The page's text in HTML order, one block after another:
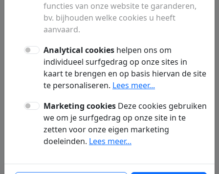
Samenleving
Alles wat je moet weten over samenleving
vind je hier overzichtelijk bij elkaar. Van
diepgaande artikelen en praktische tips tot
het laatste nieuws over samenleving. Deze
pagina over samenleving helpt je snel en
eenvoudig alles rond samenleving te
ontdekken.
functies van onze website te garanderen,
bv. bijhouden welke cookies u heeft
aanvaard.
Analytical cookies helpen ons om
individueel surfgedrag op onze sites in
kaart te brengen en op basis hiervan de site
te personaliseren. Lees meer...
Marketing cookies Deze cookies gebruiken
we om je surfgedrag op onze site in te
zetten voor onze eigen marketing
doeleinden. Lees meer...